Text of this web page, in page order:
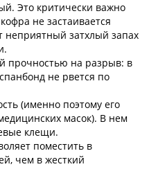
Это критически важно
не застаивается
неприятный затхлый запах
прочностью на разрыв: в
не рвется по
(именно поэтому его
масок). В нем
клещи.
поместить в
чем в жесткий